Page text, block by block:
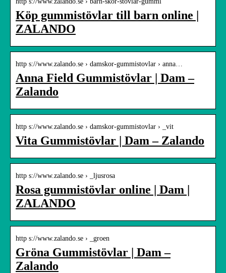
Köp gummistövlar till barn online |
ZALANDO
http s://www.zalando.se › damskor-gummistovlar › anna…
Anna Field Gummistövlar | Dam –
Zalando
http s://www.zalando.se › damskor-gummistovlar › _vit
Vita Gummistövlar | Dam – Zalando
http s://www.zalando.se › _ljusrosa
Rosa gummistövlar online | Dam |
ZALANDO
http s://www.zalando.se › _groen
Gröna Gummistövlar | Dam –
Zalando